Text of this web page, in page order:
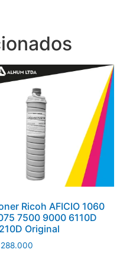
Ricoh AFICIO 1060
7500 9000 6110D
Original
288.000